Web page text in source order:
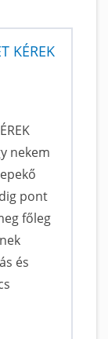
KÉREK
nekem
pont
főleg
és